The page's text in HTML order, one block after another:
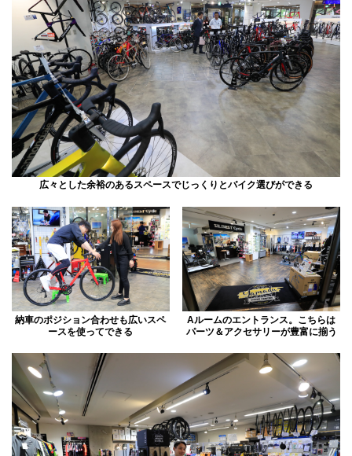
広々とした余裕のあるスペースでじっくりとバイク選びができる
納車のポジション合わせも広いスペ
ースを使ってできる
Aルームのエントランス。こちらは
パーツ＆アクセサリーが豊富に揃う